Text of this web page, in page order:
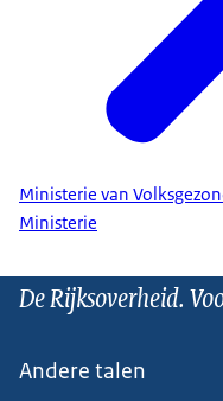
Ministerie van
Ministerie
De Rijksoverheid.
Andere talen